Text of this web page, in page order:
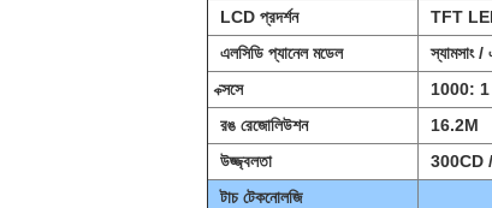
LCD প্রদর্শন
TFT
এলসিডি প্যানেল মডেল
স্যামসাং
ক্সসে
1000: 1
রঙ রেজোলিউশন
16.2M
উজ্জ্বলতা
300CD /
টাচ টেকনোলজি